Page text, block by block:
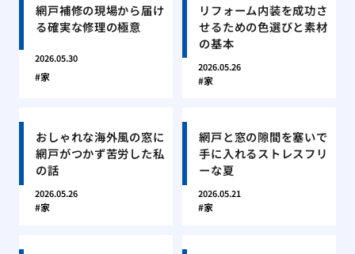
網戸補修の現場から届け
る確実な修理の極意
2026.05.30
家
リフォーム内装を成功さ
せるための色選びと素材
の基本
2026.05.26
家
おしゃれな海外風の窓に
網戸がつかず苦労した私
の話
2026.05.26
家
網戸と窓の隙間を塞いで
手に入れるストレスフリ
ーな夏
2026.05.21
家